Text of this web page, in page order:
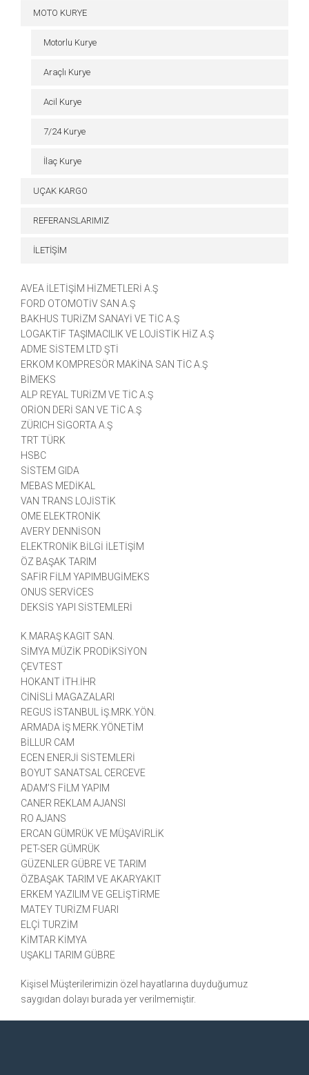
MOTO KURYE
Motorlu Kurye
Araçlı Kurye
Acil Kurye
7/24 Kurye
İlaç Kurye
UÇAK KARGO
REFERANSLARIMIZ
İLETİŞİM
AVEA İLETİŞİM HİZMETLERİ A.Ş
FORD OTOMOTİV SAN A.Ş
BAKHUS TURİZM SANAYİ VE TİC A.Ş
LOGAKTİF TAŞIMACILIK VE LOJİSTİK HİZ A.Ş
ADME SİSTEM LTD ŞTİ
ERKOM KOMPRESÖR MAKİNA SAN TİC A.Ş
BİMEKS
ALP REYAL TURİZM VE TİC A.Ş
ORİON DERİ SAN VE TİC A.Ş
ZÜRICH SİGORTA A.Ş
TRT TÜRK
HSBC
SİSTEM GIDA
MEBAS MEDİKAL
VAN TRANS LOJİSTİK
OME ELEKTRONİK
AVERY DENNİSON
ELEKTRONİK BİLGİ İLETİŞİM
ÖZ BAŞAK TARIM
SAFİR FİLM YAPIMBUGİMEKS
ONUS SERVİCES
DEKSİS YAPI SİSTEMLERİ
K.MARAŞ KAGIT SAN.
SİMYA MÜZİK PRODİKSİYON
ÇEVTEST
HOKANT İTH.İHR
CİNİSLİ MAGAZALARI
REGUS İSTANBUL İŞ.MRK.YÖN.
ARMADA İŞ MERK.YÖNETİM
BİLLUR CAM
ECEN ENERJİ SİSTEMLERİ
BOYUT SANATSAL CERCEVE
ADAM’S FİLM YAPIM
CANER REKLAM AJANSI
RO AJANS
ERCAN GÜMRÜK VE MÜŞAVİRLİK
PET-SER GÜMRÜK
GÜZENLER GÜBRE VE TARIM
ÖZBAŞAK TARIM VE AKARYAKIT
ERKEM YAZILIM VE GELİŞTİRME
MATEY TURİZM FUARI
ELÇİ TURZİM
KİMTAR KİMYA
UŞAKLI TARIM GÜBRE
Kişisel Müşterilerimizin özel hayatlarına duyduğumuz
saygıdan dolayı burada yer verilmemiştir.